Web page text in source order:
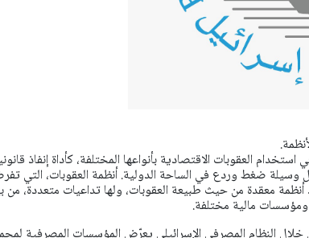
العقوبات الاقتصادية بأنواعها المختلفة، كأداة إنفاذ
ضغط وردع في الساحة الدولية. أنظمة العقوبات، التي
معقدة من حيث طبيعة العقوبات، ولها تداعيات متعددة، من
مالية مختلفة.